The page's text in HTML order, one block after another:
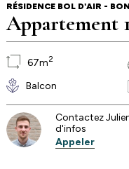
RÉSIDENCE BOL D'AIR -
Appartement
67m2
Balcon
Contactez
d'infos
Appeler